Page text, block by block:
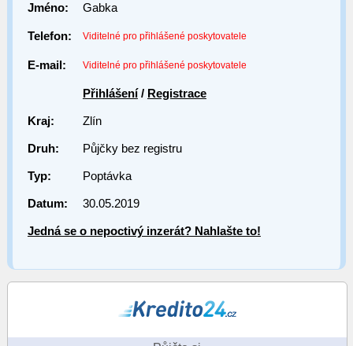
Jméno: Gabka
Telefon: Viditelné pro přihlášené poskytovatele
E-mail: Viditelné pro přihlášené poskytovatele
Přihlášení/ Registrace
Kraj: Zlín
Druh: Půjčky bez registru
Typ: Poptávka
Datum: 30.05.2019
Jedná se o nepoctivý inzerát? Nahlašte to!